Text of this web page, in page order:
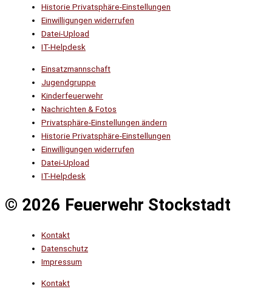
Historie Privatsphäre-Einstellungen
Einwilligungen widerrufen
Datei-Upload
IT-Helpdesk
Einsatzmannschaft
Jugendgruppe
Kinderfeuerwehr
Nachrichten & Fotos
Privatsphäre-Einstellungen ändern
Historie Privatsphäre-Einstellungen
Einwilligungen widerrufen
Datei-Upload
IT-Helpdesk
© 2026 Feuerwehr Stockstadt
Kontakt
Datenschutz
Impressum
Kontakt